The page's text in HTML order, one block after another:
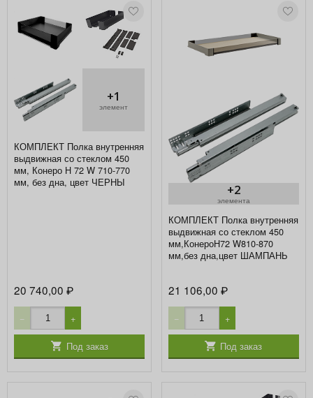
+1
элемент
КОМПЛЕКТ Полка внутренняя
выдвижная со стеклом 450
мм, Конеро H 72 W 710-770
мм, без дна, цвет ЧЕРНЫ
20 740,00₽
− +
Под заказ
+2
элемента
КОМПЛЕКТ Полка внутренняя
выдвижная со стеклом 450
мм,КонероH72 W810-870
мм,без дна,цвет ШАМПАНЬ
21 106,00 ₽
− +
Под заказ